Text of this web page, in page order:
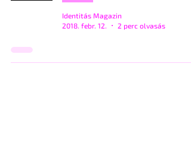
Identitás Magazin
2018. febr. 12.
2 perc olvasás